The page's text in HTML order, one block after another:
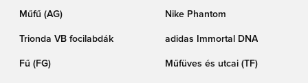
Műfű (AG) Nike Phantom
Trionda VB focilabdák adidas Immortal DNA
Fű (FG) Műfüves és utcai (TF)